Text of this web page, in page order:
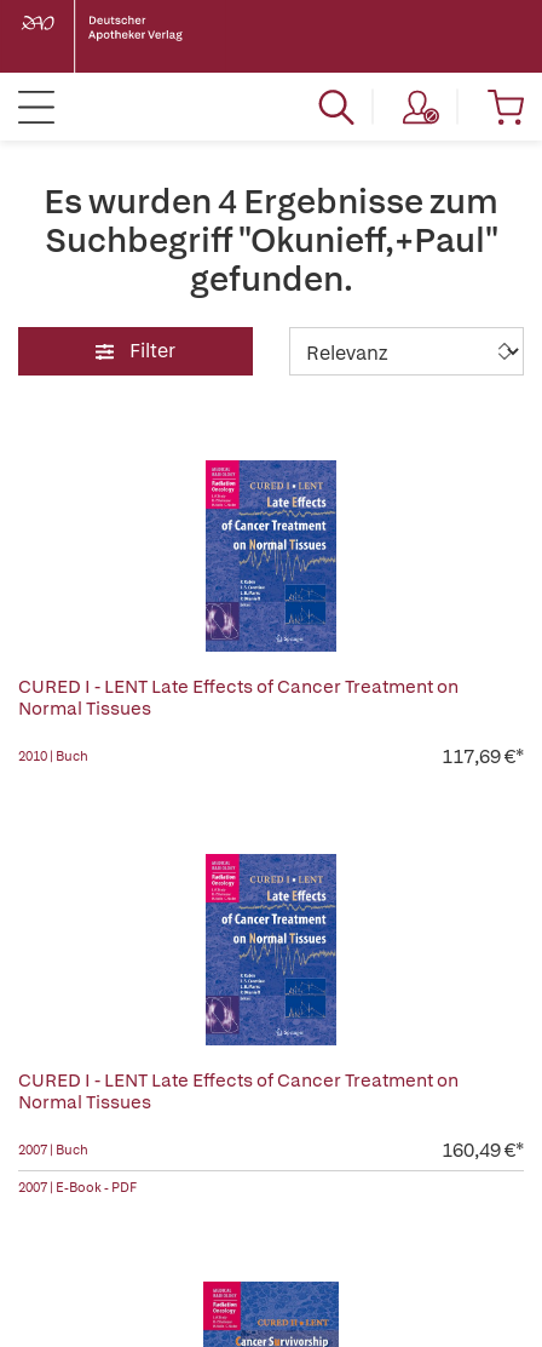
Es wurden 4 Ergebnisse zum
Suchbegriff "Okunieff,+Paul"
gefunden.
Filter
CURED I - LENT Late Effects of Cancer Treatment on
Normal Tissues
2010 | Buch 117,69 €*
CURED I - LENT Late Effects of Cancer Treatment on
Normal Tissues
2007 | Buch 160,49 €*
2007 | E-Book - PDF